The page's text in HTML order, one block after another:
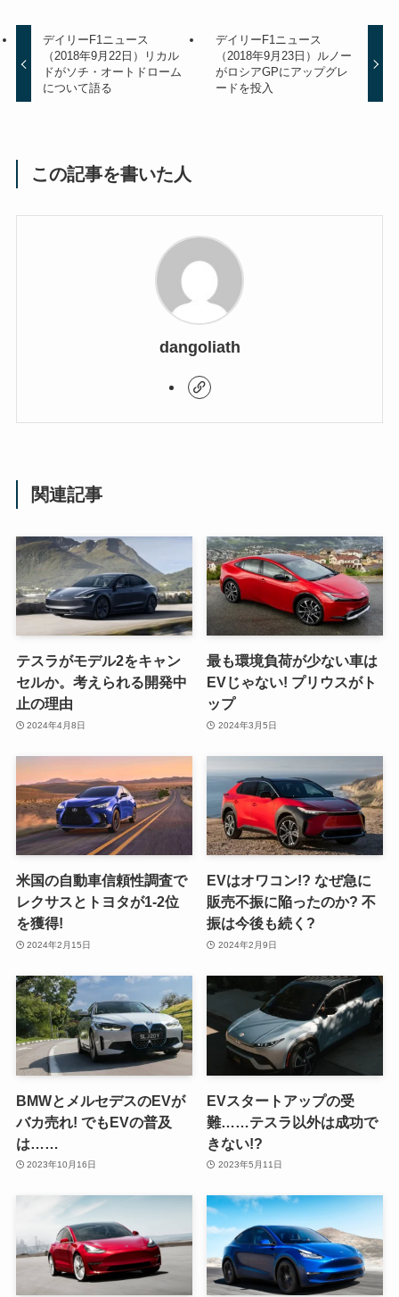
デイリーF1ニュース
（2018年9月22日）リカル
ドがソチ・オートドローム
について語る
デイリーF1ニュース
（2018年9月23日）ルノー
がロシアGPにアップグレ
ードを投入
この記事を書いた人
dangoliath
関連記事
テスラがモデル2をキャン
セルか。考えられる開発中
止の理由
2024年4月8日
最も環境負荷が少ない車は
EVじゃない! プリウスがト
ップ
2024年3月5日
米国の自動車信頼性調査で
レクサスとトヨタが1-2位
を獲得!
2024年2月15日
EVはオワコン!? なぜ急に
販売不振に陥ったのか? 不
振は今後も続く?
2024年2月9日
BMWとメルセデスのEVが
バカ売れ! でもEVの普及
は……
2023年10月16日
EVスタートアップの受
難……テスラ以外は成功で
きない!?
2023年5月11日